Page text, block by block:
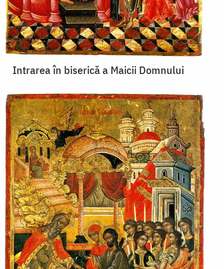
Intrarea în biserică a Maicii Domnului